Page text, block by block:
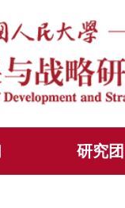
研究